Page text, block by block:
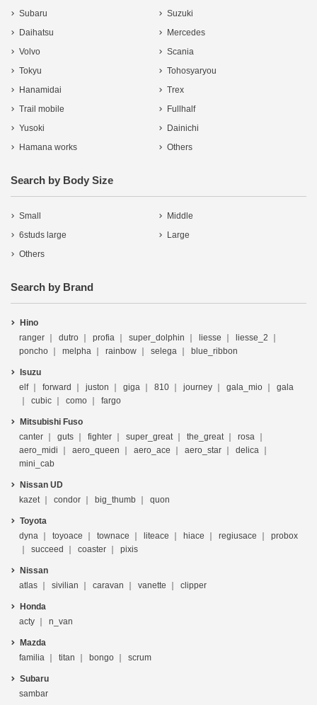
Subaru
Suzuki
Daihatsu
Mercedes
Volvo
Scania
Tokyu
Tohosyaryou
Hanamidai
Trex
Trail mobile
Fullhalf
Yusoki
Dainichi
Hamana works
Others
Search by Body Size
Small
Middle
6studs large
Large
Others
Search by Brand
Hino
ranger
dutro profia super_dolphin liesse
liesse_2
poncho
melpha rainbow selega blue_ribbon
Isuzu
elf
forward juston giga 810 journey gala_mio
gala
cubic
como fargo
Mitsubishi Fuso
canter
guts fighter super_great the_great
rosa
aero_midi
aero_queen aero_ace aero_star
delica
mini_cab
Nissan UD
kazet
condor big_thumb quon
Toyota
dyna
toyoace townace liteace hiace regiusace
probox
succeed
coaster pixis
Nissan
atlas
sivilian caravan vanette clipper
Honda
acty
n_van
Mazda
familia
titan bongo scrum
Subaru
sambar